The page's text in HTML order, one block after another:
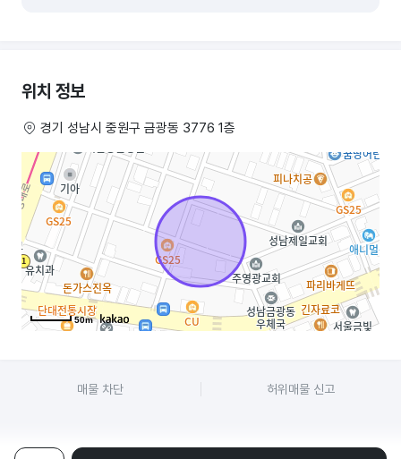
위치 정보
경기 성남시 중원구 금광동 3776 1층
50m
매물 차단 허위매물 신고